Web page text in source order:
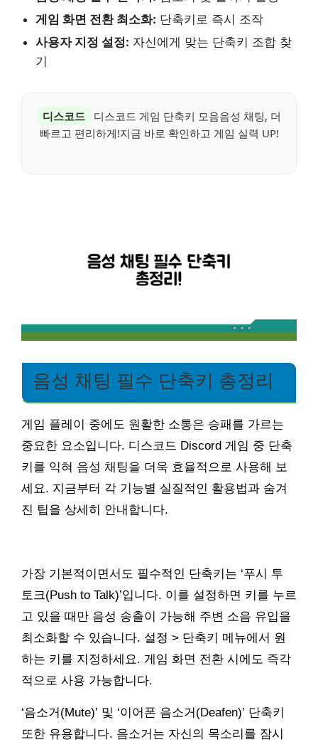
게임 화면 전환 최소화: 단축키로 즉시 조작
사용자 지정 설정: 자신에게 맞는 단축키 조합 찾
기
디스코드
디스코드 게임 단축키 모음음성 채팅, 더
빠르고 편리하게!지금 바로 확인하고 게임 실력 UP!
음성 채팅 필수 단축키 총정리
게임 플레이 중에도 원활한 소통은 승패를 가르는
중요한 요소입니다. 디스코드 Discord 게임 중 단축
키를 익혀 음성 채팅을 더욱 효율적으로 사용해 보
세요. 지금부터 각 기능별 실질적인 활용법과 숨겨
진 팁을 상세히 안내합니다.
가장 기본적이면서도 필수적인 단축키는 ‘푸시 투
토크(Push to Talk)’입니다. 이를 설정하면 키를 누르
고 있을 때만 음성 송출이 가능해 주변 소음 유입을
최소화할 수 있습니다. 설정 > 단축키 메뉴에서 원
하는 키를 지정하세요. 게임 화면 전환 시에도 즉각
적으로 사용 가능합니다.
‘음소거(Mute)’ 및 ‘이어폰 음소거(Deafen)’ 단축키
또한 유용합니다. 음소거는 자신의 목소리를 잠시